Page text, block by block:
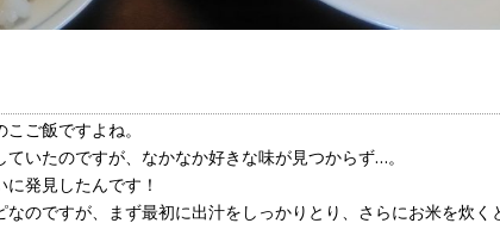
ご飯ですよね。
いたのですが、なかなか好きな味が見つからず…。
発見したんです！
のですが、まず最初に出汁をしっかりとり、さらにお米を炊